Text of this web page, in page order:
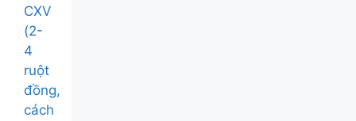
CXV
(2-
4
ruột
đồng,
cách